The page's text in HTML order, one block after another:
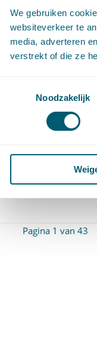
We gebruiken
websiteverkeer te
media, adverteren
verstrekt of die ze
Noodzakelijk
mogen aan een
ontlenen dat die
niet is voldaan aan
die naleving wenst
tot het nemen
dient zich – na
indien het
beantwoordt aan de
Bijzondere
,
Pagina 1 van 43